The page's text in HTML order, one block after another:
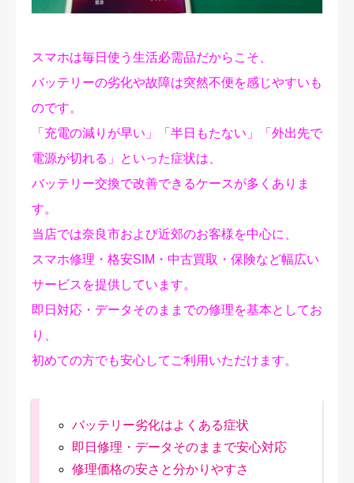
スマホは毎日使う生活必需品だからこそ、
バッテリーの劣化や故障は突然不便を感じやすいも
のです。
「充電の減りが早い」「半日もたない」「外出先で
電源が切れる」といった症状は、
バッテリー交換で改善できるケースが多くありま
す。
当店では奈良市および近郊のお客様を中心に、
スマホ修理・格安SIM・中古買取・保険など幅広い
サービスを提供しています。
即日対応・データそのままでの修理を基本としてお
り、
初めての方でも安心してご利用いただけます。
バッテリー劣化はよくある症状
即日修理・データそのままで安心対応
修理価格の安さと分かりやすさ